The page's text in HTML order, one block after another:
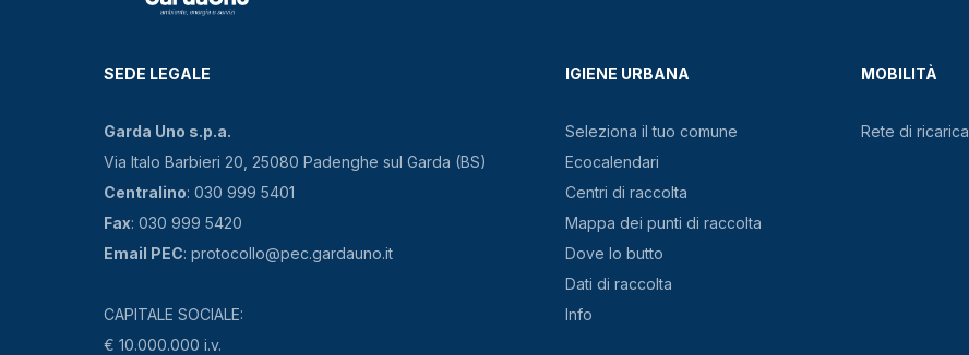
SEDE LEGALE
Garda Uno s.p.a.
Via Italo Barbieri 20, 25080 Padenghe sul Garda (BS)
Centralino: 030 999 5401
Fax: 030 999 5420
Email PEC: protocollo@pec.gardauno.it
CAPITALE SOCIALE:
€ 10.000.000 i.v.
IGIENE URBANA
Seleziona il tuo comune
Ecocalendari
Centri di raccolta
Mappa dei punti di raccolta
Dove lo butto
Dati di raccolta
Info
MOBILITÀ
Rete di ricarica